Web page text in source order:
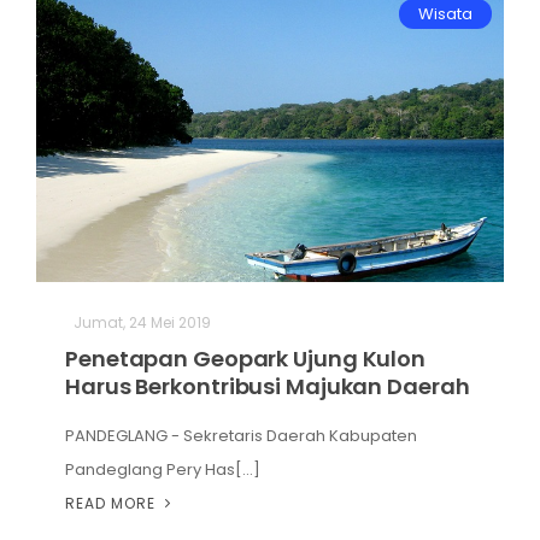
Wisata
Jumat, 24 Mei 2019
Penetapan Geopark Ujung Kulon
Harus Berkontribusi Majukan Daerah
PANDEGLANG - Sekretaris Daerah Kabupaten
Pandeglang Pery Has[...]
READ MORE